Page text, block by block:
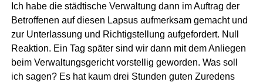
Ich habe die städtische Verwaltung dann im Auftrag der
Betroffenen auf diesen Lapsus aufmerksam gemacht und
zur Unterlassung und Richtigstellung aufgefordert. Null
Reaktion. Ein Tag später sind wir dann mit dem Anliegen
beim Verwaltungsgericht vorstellig geworden. Was soll
ich sagen? Es hat kaum drei Stunden guten Zuredens